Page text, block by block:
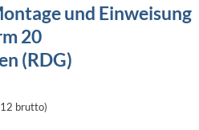
und Einweisung
20
(RDG)
brutto)